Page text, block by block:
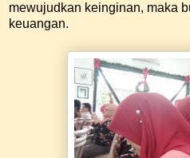
mewujudkan keinginan, maka
keuangan.